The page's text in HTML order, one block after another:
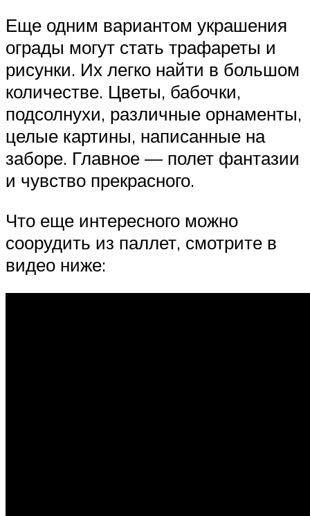
Еще одним вариантом украшения
ограды могут стать трафареты и
рисунки. Их легко найти в большом
количестве. Цветы, бабочки,
подсолнухи, различные орнаменты,
целые картины, написанные на
заборе. Главное — полет фантазии
и чувство прекрасного.
Что еще интересного можно
соорудить из паллет, смотрите в
видео ниже: